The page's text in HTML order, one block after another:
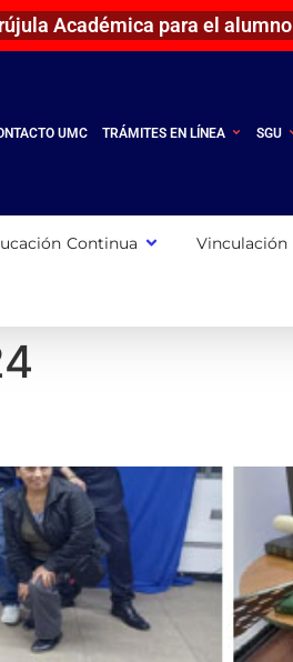
Académica para el alumno
UMC TRÁMITES EN LÍNEA SGU
Continua Vinculación